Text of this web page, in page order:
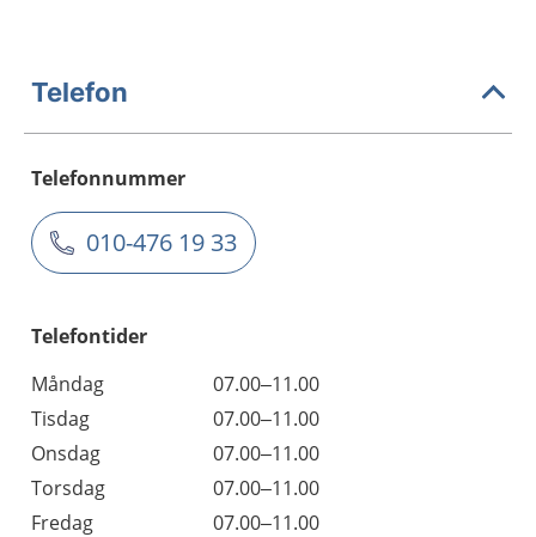
Telefon
Telefonnummer
010-476 19 33
Telefontider
Måndag
07.00–11.00
Tisdag
07.00–11.00
Onsdag
07.00–11.00
Torsdag
07.00–11.00
Fredag
07.00–11.00